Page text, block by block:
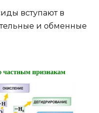
вступают в
и обменные